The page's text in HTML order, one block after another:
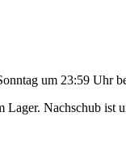
um 23:59 Uhr
Nachschub ist